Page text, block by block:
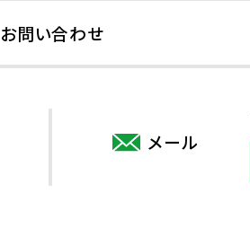
お問い合わせ
メール